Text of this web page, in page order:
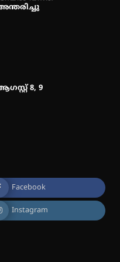
8, 9
Facebook
Instagram